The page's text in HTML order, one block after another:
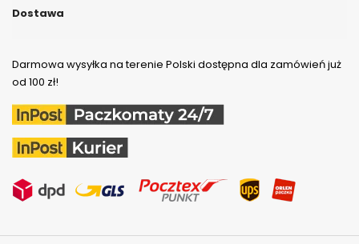
Dostawa
Darmowa wysyłka na terenie Polski dostępna dla zamówień już
od 100 zł!